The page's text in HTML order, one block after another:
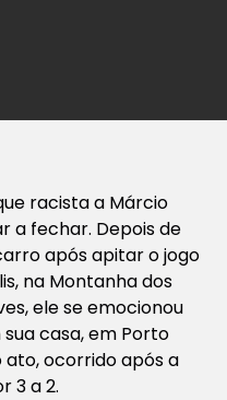
racista a Márcio
a fechar. Depois de
após apitar o jogo
na Montanha dos
ele se emocionou
casa, em Porto
ocorrido após a
3 a 2.